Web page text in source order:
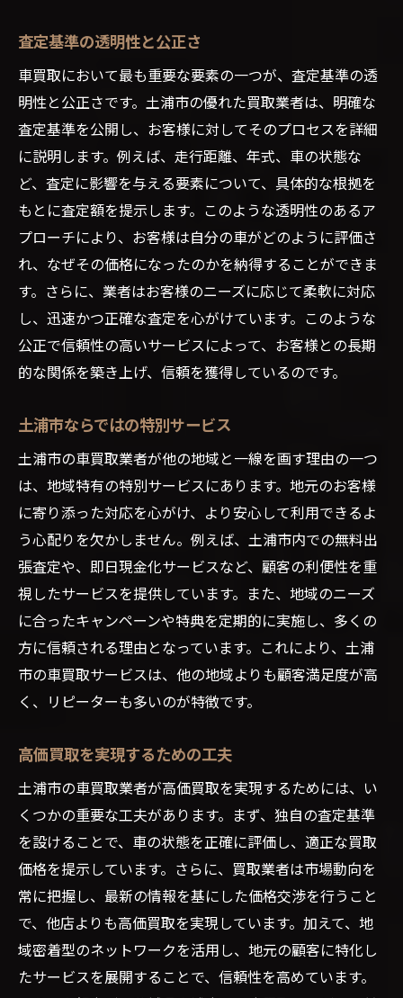
査定基準の透明性と公正さ
車買取において最も重要な要素の一つが、査定基準の透
明性と公正さです。土浦市の優れた買取業者は、明確な
査定基準を公開し、お客様に対してそのプロセスを詳細
に説明します。例えば、走行距離、年式、車の状態な
ど、査定に影響を与える要素について、具体的な根拠を
もとに査定額を提示します。このような透明性のあるア
プローチにより、お客様は自分の車がどのように評価さ
れ、なぜその価格になったのかを納得することができま
す。さらに、業者はお客様のニーズに応じて柔軟に対応
し、迅速かつ正確な査定を心がけています。このような
公正で信頼性の高いサービスによって、お客様との長期
的な関係を築き上げ、信頼を獲得しているのです。
土浦市ならではの特別サービス
土浦市の車買取業者が他の地域と一線を画す理由の一つ
は、地域特有の特別サービスにあります。地元のお客様
に寄り添った対応を心がけ、より安心して利用できるよ
う心配りを欠かしません。例えば、土浦市内での無料出
張査定や、即日現金化サービスなど、顧客の利便性を重
視したサービスを提供しています。また、地域のニーズ
に合ったキャンペーンや特典を定期的に実施し、多くの
方に信頼される理由となっています。これにより、土浦
市の車買取サービスは、他の地域よりも顧客満足度が高
く、リピーターも多いのが特徴です。
高価買取を実現するための工夫
土浦市の車買取業者が高価買取を実現するためには、い
くつかの重要な工夫があります。まず、独自の査定基準
を設けることで、車の状態を正確に評価し、適正な買取
価格を提示しています。さらに、買取業者は市場動向を
常に把握し、最新の情報を基にした価格交渉を行うこと
で、他店よりも高価買取を実現しています。加えて、地
域密着型のネットワークを活用し、地元の顧客に特化し
たサービスを展開することで、信頼性を高めています。